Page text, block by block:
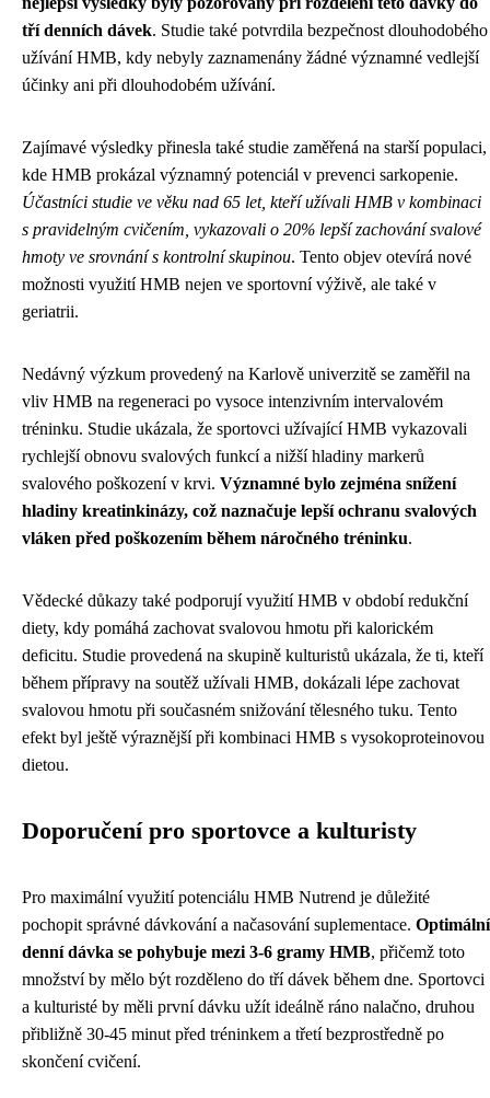
tří denních dávek. Studie také potvrdila bezpečnost dlouhodobého
užívání HMB, kdy nebyly zaznamenány žádné významné vedlejší
účinky ani při dlouhodobém užívání.
Zajímavé výsledky přinesla také studie zaměřená na starší populaci,
kde HMB prokázal významný potenciál v prevenci sarkopenie.
Účastníci studie ve věku nad 65 let, kteří užívali HMB v kombinaci
s pravidelným cvičením, vykazovali o 20% lepší zachování svalové
hmoty ve srovnání s kontrolní skupinou. Tento objev otevírá nové
možnosti využití HMB nejen ve sportovní výživě, ale také v
geriatrii.
Nedávný výzkum provedený na Karlově univerzitě se zaměřil na
vliv HMB na regeneraci po vysoce intenzivním intervalovém
tréninku. Studie ukázala, že sportovci užívající HMB vykazovali
rychlejší obnovu svalových funkcí a nižší hladiny markerů
svalového poškození v krvi. Významné bylo zejména snížení
hladiny kreatinkinázy, což naznačuje lepší ochranu svalových
vláken před poškozením během náročného tréninku.
Vědecké důkazy také podporují využití HMB v období redukční
diety, kdy pomáhá zachovat svalovou hmotu při kalorickém
deficitu. Studie provedená na skupině kulturistů ukázala, že ti, kteří
během přípravy na soutěž užívali HMB, dokázali lépe zachovat
svalovou hmotu při současném snižování tělesného tuku. Tento
efekt byl ještě výraznější při kombinaci HMB s vysokoproteinovou
dietou.
Doporučení pro sportovce a kulturisty
Pro maximální využití potenciálu HMB Nutrend je důležité
pochopit správné dávkování a načasování suplementace. Optimální
denní dávka se pohybuje mezi 3-6 gramy HMB, přičemž toto
množství by mělo být rozděleno do tří dávek během dne. Sportovci
a kulturisté by měli první dávku užít ideálně ráno nalačno, druhou
přibližně 30-45 minut před tréninkem a třetí bezprostředně po
skončení cvičení.